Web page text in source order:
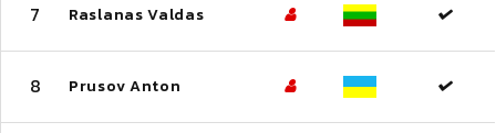
7 Raslanas Valdas
8 Prusov Anton